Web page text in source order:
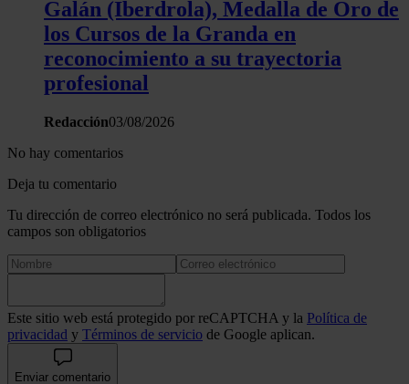
Galán (Iberdrola), Medalla de Oro de
los Cursos de la Granda en
reconocimiento a su trayectoria
profesional
Redacción03/08/2026
No hay comentarios
Deja tu comentario
Tu dirección de correo electrónico no será publicada. Todos los
campos son obligatorios
Este sitio web está protegido por reCAPTCHA y la Política de
privacidad y Términos de servicio de Google aplican.
Enviar comentario